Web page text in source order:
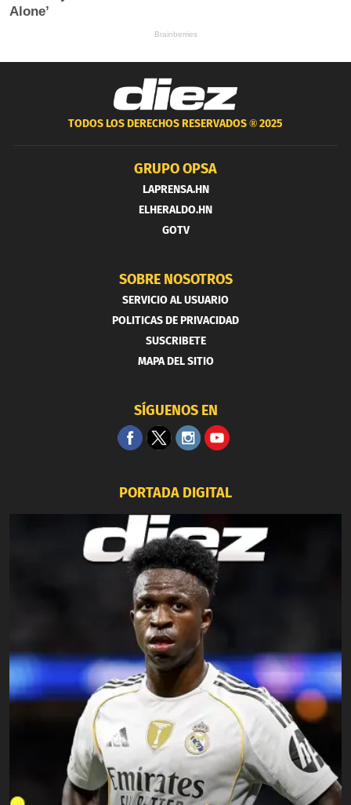
TODOS LOS DERECHOS RESERVADOS ®2025
GRUPO OPSA
LAPRENSA.HN
ELHERALDO.HN
GOTV
SOBRE NOSOTROS
SERVICIO AL USUARIO
POLITICAS DE PRIVACIDAD
SUSCRIBETE
MAPA DEL SITIO
SÍGUENOS EN
PORTADA DIGITAL